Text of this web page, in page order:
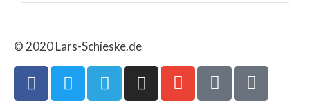
© 2020 Lars-Schieske.de